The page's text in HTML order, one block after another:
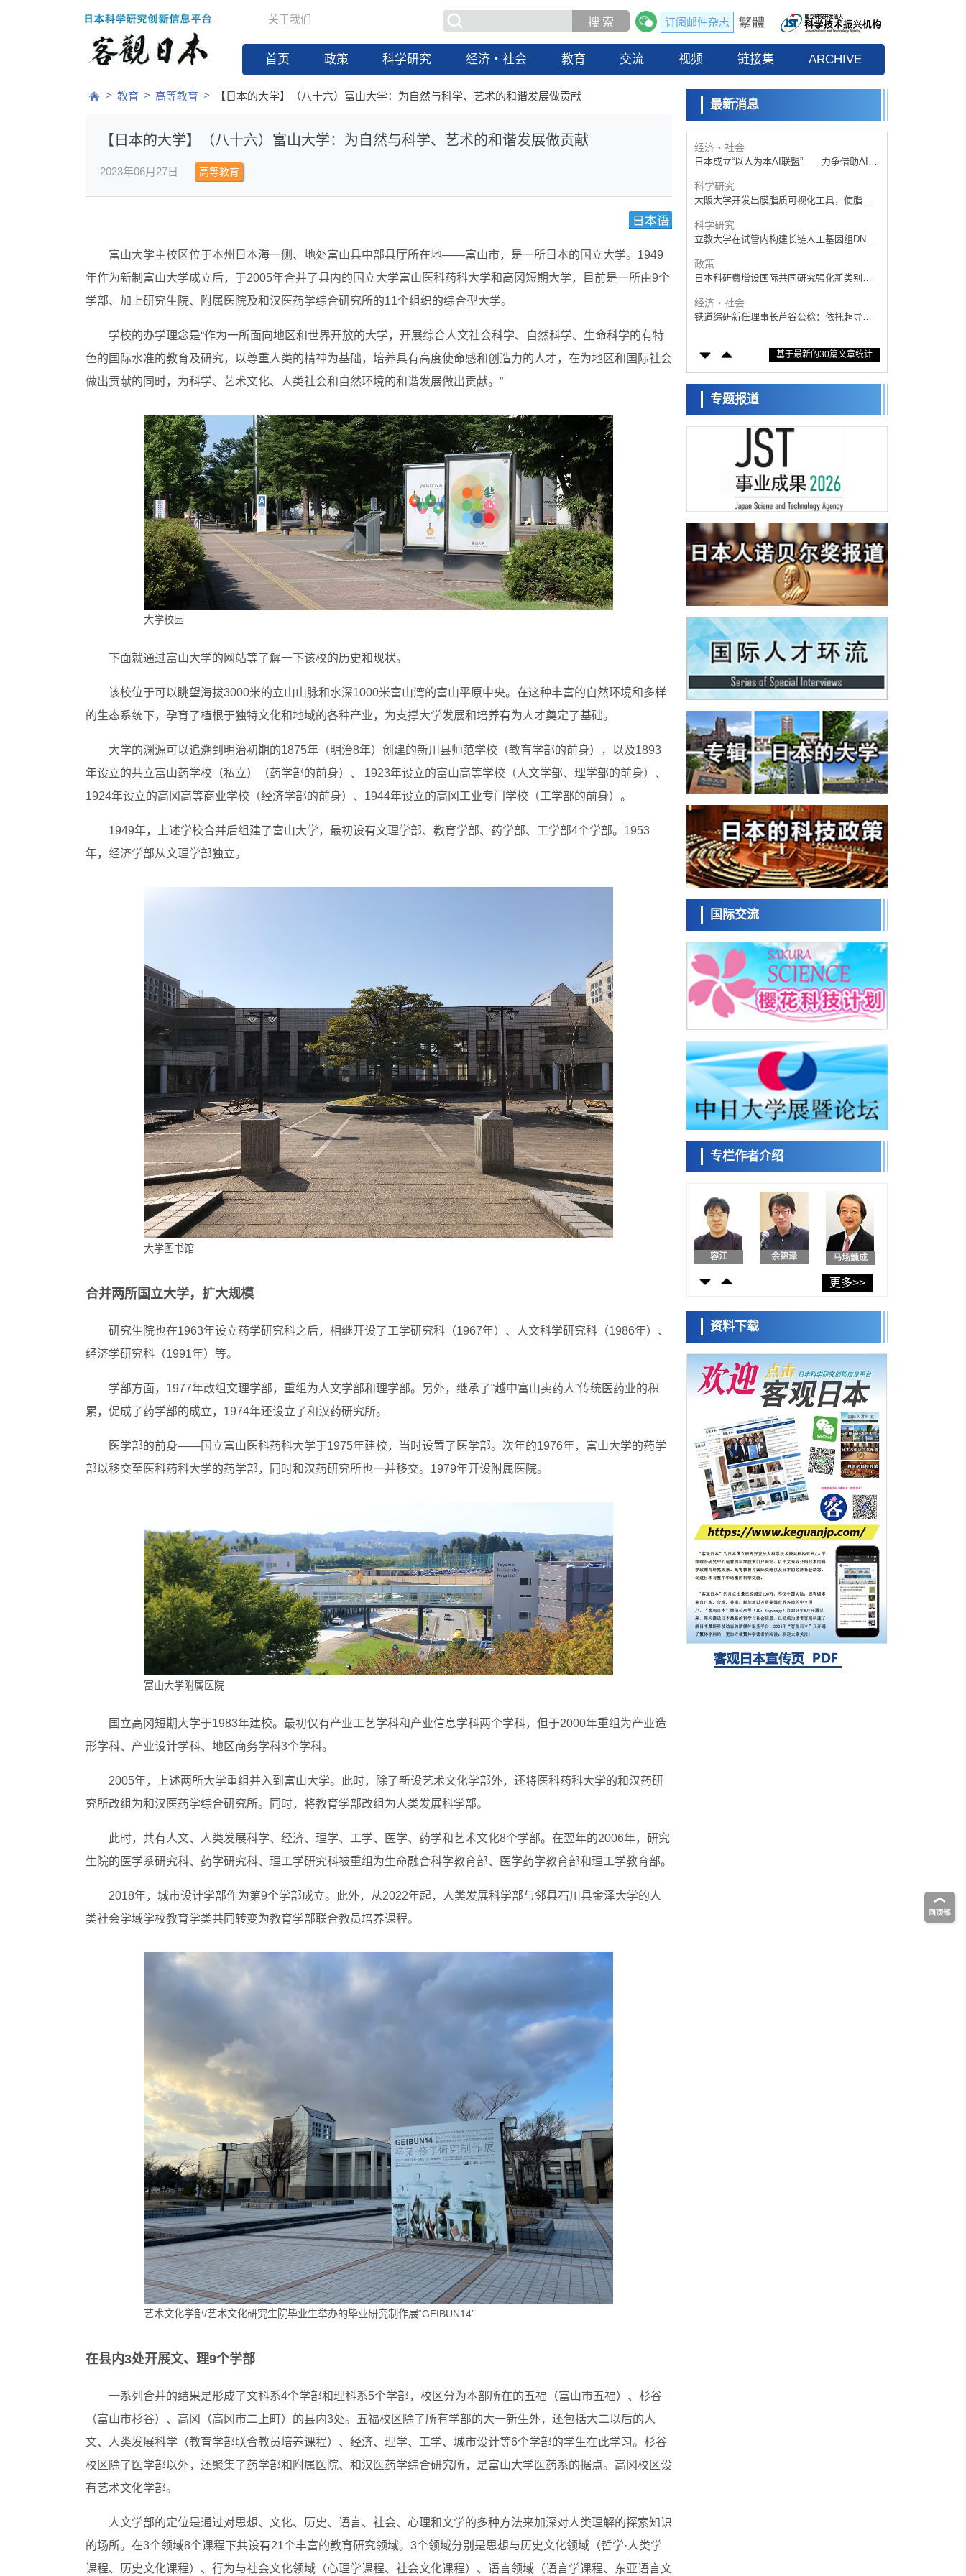
关于我们
首页 政策 科学研究 经济・社会 教育 交流 视频 链接集 ARCHIVE
订阅邮件杂志
> 教育 > 高等教育 > 【日本的大学】（八十六）富山大学：为自然与科学、艺术的和谐发展做贡献
【日本的大学】（八十六）富山大学：为自然与科学、艺术的和谐发展做贡献
2023年06月27日 高等教育
富山大学主校区位于本州日本海一侧、地处富山县中部县厅所在地——富山市，是一所日本的国立大学。1949
年作为新制富山大学成立后，于2005年合并了县内的国立大学富山医科药科大学和高冈短期大学，目前是一所由9个
学部、加上研究生院、附属医院及和汉医药学综合研究所的11个组织的综合型大学。
学校的办学理念是“作为一所面向地区和世界开放的大学，开展综合人文社会科学、自然科学、生命科学的有特
色的国际水准的教育及研究，以尊重人类的精神为基础，培养具有高度使命感和创造力的人才，在为地区和国际社会
做出贡献的同时，为科学、艺术文化、人类社会和自然环境的和谐发展做出贡献。”
大学校园
下面就通过富山大学的网站等了解一下该校的历史和现状。
该校位于可以眺望海拔3000米的立山山脉和水深1000米富山湾的富山平原中央。在这种丰富的自然环境和多样
的生态系统下，孕育了植根于独特文化和地域的各种产业，为支撑大学发展和培养有为人才奠定了基础。
大学的渊源可以追溯到明治初期的1875年（明治8年）创建的新川县师范学校（教育学部的前身），以及1893
年设立的共立富山药学校（私立）（药学部的前身）、 1923年设立的富山高等学校（人文学部、理学部的前身）、
1924年设立的高冈高等商业学校（经济学部的前身）、1944年设立的高冈工业专门学校（工学部的前身）。
1949年，上述学校合并后组建了富山大学，最初设有文理学部、教育学部、药学部、工学部4个学部。1953
年，经济学部从文理学部独立。
大学图书馆
合并两所国立大学，扩大规模
研究生院也在1963年设立药学研究科之后，相继开设了工学研究科（1967年）、人文科学研究科（1986年）、
经济学研究科（1991年）等。
学部方面，1977年改组文理学部，重组为人文学部和理学部。另外，继承了“越中富山卖药人”传统医药业的积
累，促成了药学部的成立，1974年还设立了和汉药研究所。
医学部的前身——国立富山医科药科大学于1975年建校，当时设置了医学部。次年的1976年，富山大学的药学
部以移交至医科药科大学的药学部，同时和汉药研究所也一并移交。1979年开设附属医院。
富山大学附属医院
国立高冈短期大学于1983年建校。最初仅有产业工艺学科和产业信息学科两个学科，但于2000年重组为产业造
形学科、产业设计学科、地区商务学科3个学科。
2005年，上述两所大学重组并入到富山大学。此时，除了新设艺术文化学部外，还将医科药科大学的和汉药研
究所改组为和汉医药学综合研究所。同时，将教育学部改组为人类发展科学部。
此时，共有人文、人类发展科学、经济、理学、工学、医学、药学和艺术文化8个学部。在翌年的2006年，研究
生院的医学系研究科、药学研究科、理工学研究科被重组为生命融合科学教育部、医学药学教育部和理工学教育部。
2018年，城市设计学部作为第9个学部成立。此外，从2022年起，人类发展科学部与邻县石川县金泽大学的人
类社会学域学校教育学类共同转变为教育学部联合教员培养课程。
艺术文化学部/艺术文化研究生院毕业生举办的毕业研究制作展“GEIBUN14”
在县内3处开展文、理9个学部
一系列合并的结果是形成了文科系4个学部和理科系5个学部，校区分为本部所在的五福（富山市五福）、杉谷
（富山市杉谷）、高冈（高冈市二上町）的县内3处。五福校区除了所有学部的大一新生外，还包括大二以后的人
文、人类发展科学（教育学部联合教员培养课程）、经济、理学、工学、城市设计等6个学部的学生在此学习。杉谷
校区除了医学部以外，还聚集了药学部和附属医院、和汉医药学综合研究所，是富山大学医药系的据点。高冈校区设
有艺术文化学部。
人文学部的定位是通过对思想、文化、历史、语言、社会、心理和文学的多种方法来加深对人类理解的探索知识
的场所。在3个领域8个课程下共设有21个丰富的教育研究领域。3个领域分别是思想与历史文化领域（哲学·人类学
课程、历史文化课程）、行为与社会文化领域（心理学课程、社会文化课程）、语言领域（语言学课程、东亚语言文
最新消息
促进青年研究人员赴海外开展研究
科学研究
京都大学高效生成光的构成单元“光子”，可应
用于量子计算机
网络将其打造为下一代社会基础设施
经济・社会
日本成立“以人为本AI联盟”——力争借助AI拓
展社会公众创造力，依托产学合作推进研发
科学研究
大阪大学开发出膜脂质可视化工具，使脂质
科学研究
立教大学在试管内构建长链人工基因组DNA
工细胞
政策
日本科研费增设国际共同研究强化新类别，
经济・社会
铁道综研新任理事长芦谷公稔：依托超导和
科学研究
东京大学通过叶绿体基因组编辑技术强化碳
藤田医科大学等成功鉴定出非结核分枝杆菌
因菌株而异
【AI法下篇】如何应对AI的不可控性——中
央大学平野晋教授专访
科学研究
日本学术会议：为保持土壤健康应采取哪些
措施？探讨土壤保护与强化的具体对策
大阪大学开发基于水氢键网络的温度预测新
方法，AI从分子排列信息中高精度解读
经济・社会
【AI法上篇】如何对“将人生交给AI”保持危机
感——中央大学平野晋教授专访
科学研究
庆应义塾大学阐明脑内“游击手”小胶质细胞包
裹保护受损神经细胞的机制，有望用于开发
阿尔茨海默病等疾病疗法
科学研究
日本东北大学与横滨橡胶全球首次从纳米尺
度揭示橡胶—黄铜粘接界面劣化抑制机制，
为提升轮胎安全性与耐久性的材料设计开辟
道路
近畿大学等发现植物染料“日本茜”的红色成分
可抑制老化与炎症，有望成为新型功能性材
料科学研究
群马大学开发针对难治性癫痫的新型基因疗
法，利用超小型GAD67启动子抑制发作
科学研究
波动叠加所致
科学研究
东京都产技研采用新手法开发出可稳定工作
至300℃的介电材料，已验证电容器可在汽车
发动机等高温环境下工作
经济・社会
日本生成式AI使用者占比一年内翻倍，但与
中美德仍有较大差距
政策
日本修订首都直下型地震紧急对策：目标为
死亡人数至少减半，重点强化火灾防控
科学研究
福井大学发现细胞记忆过往并抑制反应的机
制，阐明即便DNA相同反应迥异之谜
科学研究
神户大学确认口服癌症疫苗B440单药给药的
安全性，在转移性尿路上皮癌患者中开展临
床试验
政策
书》，解读第七期基本计划首年度政策方向
科学研究
东京大学发现可诱导细胞死亡的新型信使物
科学研究
东京都健康长寿医疗中心跨器官揭示衰老过
程中的糖链变化
科学研究
产总研无需石油利用松脂制备石墨前驱体，
可作为电池电极材料
科学研究
东京大学和海上保安厅等发现南海海槽沿线
板块边界锁定状态存在区域差异
政策
日本第2次医疗研究开发调整费，根据一线实
科学研究
千叶大学鉴定出导致难治性疾病“肺高血压症”
科学研究
京都大学高效生成光的构成单元“光子”，可应
用于量子计算机
科学研究
开发出300亿年仅误差1秒的光晶格钟，构建
网络将其打造为下一代社会基础设施
日本成立“以人为本AI联盟”——力争借助AI拓
科学研究
大阪大学开发出膜脂质可视化工具，使脂质
探针的高效开发成为可能
立教大学在试管内构建长链人工基因组DNA
自我复制系统，有望实现携带大量基因的人
工细胞
政策
日本科研费增设国际共同研究强化新类别，
促进青年研究人员赴海外开展研究
科学研究
京都大学高效生成光的构成单元“光子”，可应
用于量子计算机
科学研究
开发出300亿年仅误差1秒的光晶格钟，构建
网络将其打造为下一代社会基础设施
经济・社会
日本成立“以人为本AI联盟”——力争借助AI拓
展社会公众创造力，依托产学合作推进研发
科学研究
大阪大学开发出膜脂质可视化工具，使脂质
探针的高效开发成为可能
科学研究
立教大学在试管内构建长链人工基因组DNA
自我复制系统，有望实现携带大量基因的人
工细胞
基于最新的30篇文章统计
专题报道
国际交流
专栏作者介绍
来馆 科学交
流员
小岩井忠道 泷川 进 戴维
陈小牧 李鸥 安宁
日本科学未
流员
小岩井忠道
更多>>
资料下载